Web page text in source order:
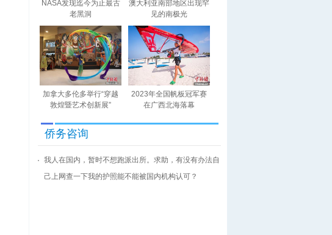
NASA发现迄今为止最古
老黑洞
澳大利亚南部地区出现罕
见的南极光
加拿大多伦多举行“穿越
敦煌暨艺术创新展”
2023年全国帆板冠军赛
在广西北海落幕
侨务咨询
我人在国内，暂时不想跑派出所。求助，有没有办法自
己上网查一下我的护照能不能被国内机构认可？